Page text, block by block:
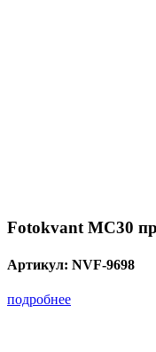
Fotokvant MC30
Артикул: NVF-9698
подробнее